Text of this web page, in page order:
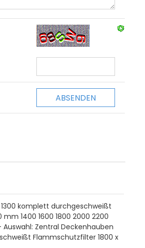
komplett durchgeschweißt
1400 1600 1800 2000 2200
Zentral Deckenhauben
Flammschutzfilter 1800 x